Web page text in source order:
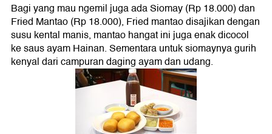
Bagi yang mau ngemil juga ada Siomay (Rp 18.000) dan
Fried Mantao (Rp 18.000), Fried mantao disajikan dengan
susu kental manis, mantao hangat ini juga enak dicocol
ke saus ayam Hainan. Sementara untuk siomaynya gurih
kenyal dari campuran daging ayam dan udang.